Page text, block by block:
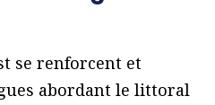
se renforcent et
abordant le littoral